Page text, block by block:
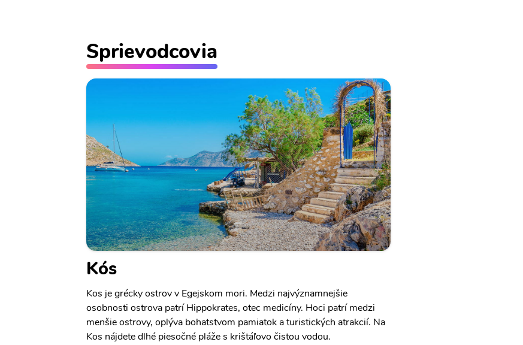
Sprievodcovia
Kós
Kos je grécky ostrov v Egejskom mori. Medzi najvýznamnejšie
osobnosti ostrova patrí Hippokrates, otec medicíny. Hoci patrí medzi
menšie ostrovy, oplýva bohatstvom pamiatok a turistických atrakcií. Na
Kos nájdete dlhé piesočné pláže s krištáľovo čistou vodou.